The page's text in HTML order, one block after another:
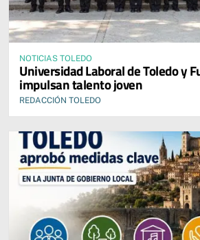
NOTICIAS TOLEDO
Universidad Laboral de Toledo y
impulsan talento joven
REDACCIÓN TOLEDO